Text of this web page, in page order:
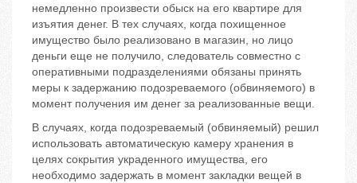
немедленно произвести обыск на его квартире для
изъятия денег. В тех случаях, когда похищенное
имущество было реализовано в магазин, но лицо
деньги еще не получило, следователь совместно с
оперативными подразделениями обязаны принять
меры к задержанию подозреваемого (обвиняемого) в
момент получения им денег за реализованные вещи.
В случаях, когда подозреваемый (обвиняемый) решил
использовать автоматическую камеру хранения в
целях сокрытия украденного имущества, его
необходимо задержать в момент закладки вещей в